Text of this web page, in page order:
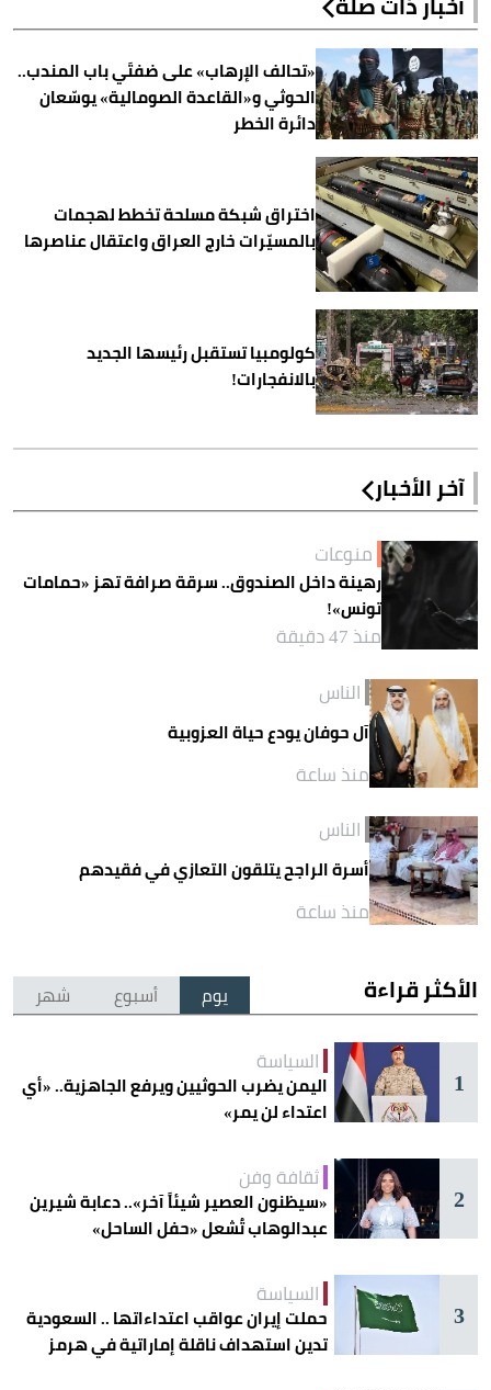
«تحالف الإرهاب» على ضفتَي باب المندب..
الحوثي و«القاعدة الصومالية» يوسّعان
دائرة الخطر
اختراق شبكة مسلحة تخطط لهجمات
بالمسيّرات خارج العراق واعتقال عناصرها
كولومبيا تستقبل رئيسها الجديد
بالانفجارات!
آخر الأخبار
منوعات
رهينة داخل الصندوق.. سرقة صرافة تهز «حمامات
تونس»!
منذ 47 دقيقة
الناس
آل حوفان يودع حياة العزوبية
منذ ساعة
الناس
أسرة الراجح يتلقون التعازي في فقيدهم
منذ ساعة
الأكثر قراءة يوم أسبوع شهر
1
السياسة
اليمن يضرب الحوثيين ويرفع الجاهزية.. «أي
اعتداء لن يمر»
2
ثقافة وفن
«سيظنون العصير شيئاً آخر».. دعابة شيرين
عبدالوهاب تُشعل «حفل الساحل»
3
السياسة
حملت إيران عواقب اعتداءاتها .. السعودية
تدين استهداف ناقلة إماراتية في هرمز